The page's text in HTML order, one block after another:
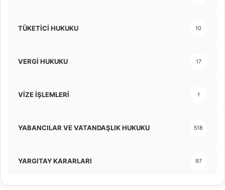
TÜKETİCİ HUKUKU 10
VERGİ HUKUKU 17
VİZE İŞLEMLERİ 1
YABANCILAR VE VATANDAŞLIK HUKUKU 518
YARGITAY KARARLARI 97